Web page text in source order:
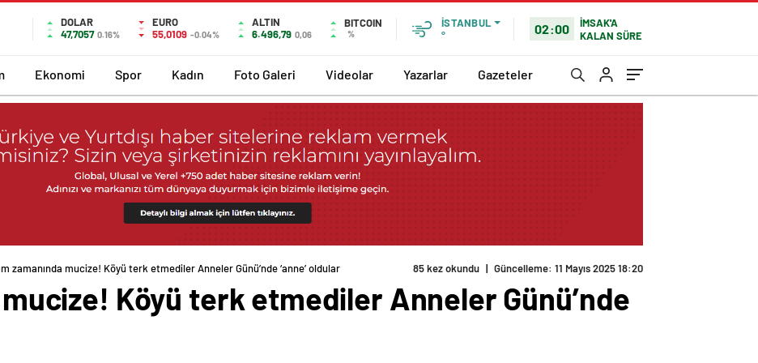
DOLAR
47,7057 0.16%
EURO
55,0109 -0.04%
ALTIN
6.496,79 0,06
BITCOIN
%
İSTANBUL
°
02:00
İMSAK'A
KALAN SÜRE
Ekonomi Spor Kadın Foto Galeri Videolar Yazarlar Gazeteler
zamanında mucize! Köyü terk etmediler Anneler Günü’nde ‘anne’ oldular
mucize! Köyü terk etmediler Anneler Günü’nde